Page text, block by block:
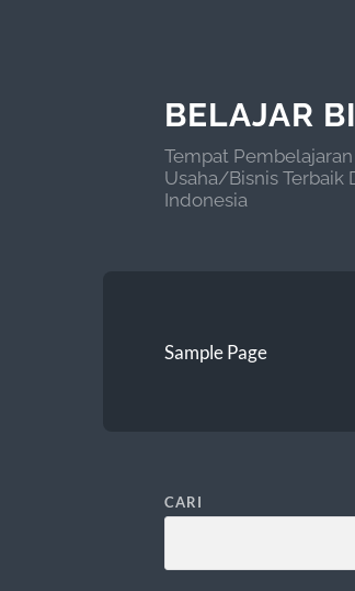
BELAJAR
Tempat Pembelajaran
Usaha/Bisnis Terbaik
Indonesia
Sample Page
CARI